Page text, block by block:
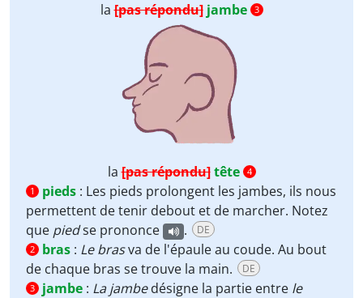
la[pas répondu] jambe 3
la[pas répondu] tête
4
1
pieds : Les pieds prolongent les jambes, ils nous
permettent de tenir debout et de marcher. Notez
que piedse prononce . DE
2 bras : Le brasva de l'épaule au coude. Au bout
de chaque bras se trouve la main.
DE
3 jambe : La jambedésigne la partie entre le